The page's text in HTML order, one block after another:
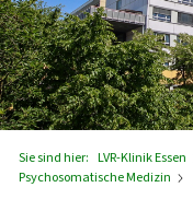
Sie sind hier: LVR-Klinik Essen
Psychosomatische Medizin